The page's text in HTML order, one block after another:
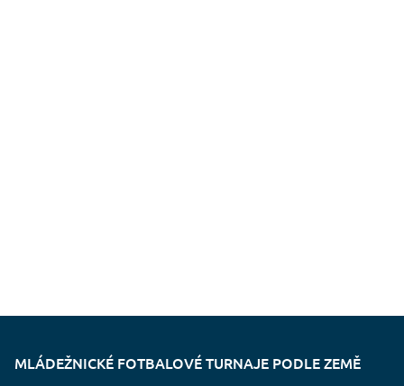
MLÁDEŽNICKÉ FOTBALOVÉ TURNAJE PODLE ZEMĚ